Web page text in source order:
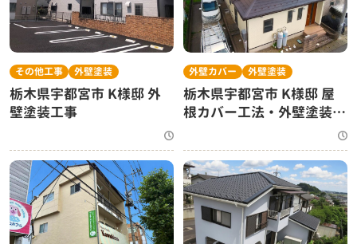
その他工事 外壁塗装
栃木県宇都宮市 K様邸 外
壁塗装工事
外壁カバー 外壁塗装
栃木県宇都宮市 K様邸 屋
根カバー工法・外壁塗装工